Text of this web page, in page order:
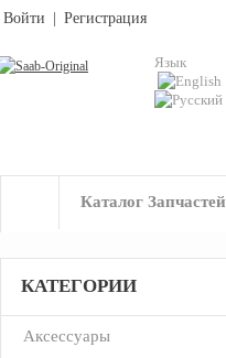
Войти Регистрация
Язык
Каталог Запчастей
КАТЕГОРИИ
Аксессуары